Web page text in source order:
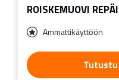
ROISKEMUOVI
Ammattikäyttöön